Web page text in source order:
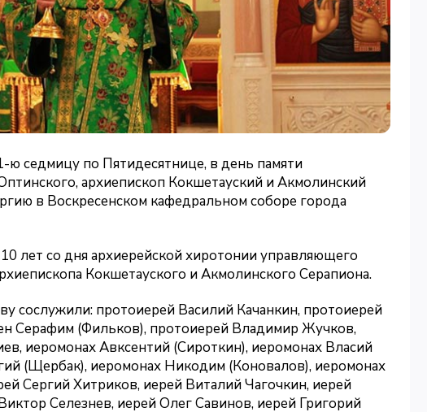
ю седмицу по Пятидесятнице, в день памяти
архиепископ Кокшетауский и Акмолинский
в Воскресенском кафедральном соборе города
лет со дня архиерейской хиротонии управляющего
Кокшетауского и Акмолинского Серапиона.
сослужили: протоиерей Василий Качанкин, протоиерей
Серафим (Фильков), протоиерей Владимир Жучков,
иеромонах Авксентий (Сироткин), иеромонах Власий
(Щербак), иеромонах Никодим (Коновалов), иеромонах
Сергий Хитриков, иерей Виталий Чагочкин, иерей
Селезнев, иерей Олег Савинов, иерей Григорий